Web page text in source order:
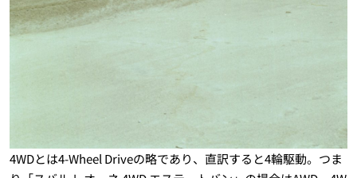
4WDとは4-Wheel Driveの略であり、直訳すると4輪駆動。つま